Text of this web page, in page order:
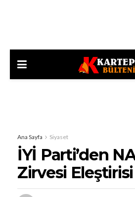
Ana Sayfa Siyaset
İYİ Parti’den
Zirvesi Eleştirisi